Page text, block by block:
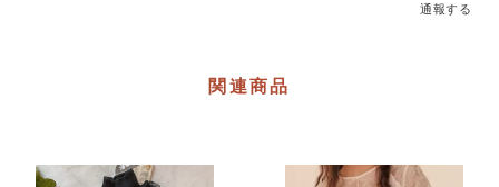
通報する
関連商品